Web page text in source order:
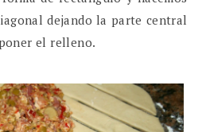
dejando la parte central
el relleno.